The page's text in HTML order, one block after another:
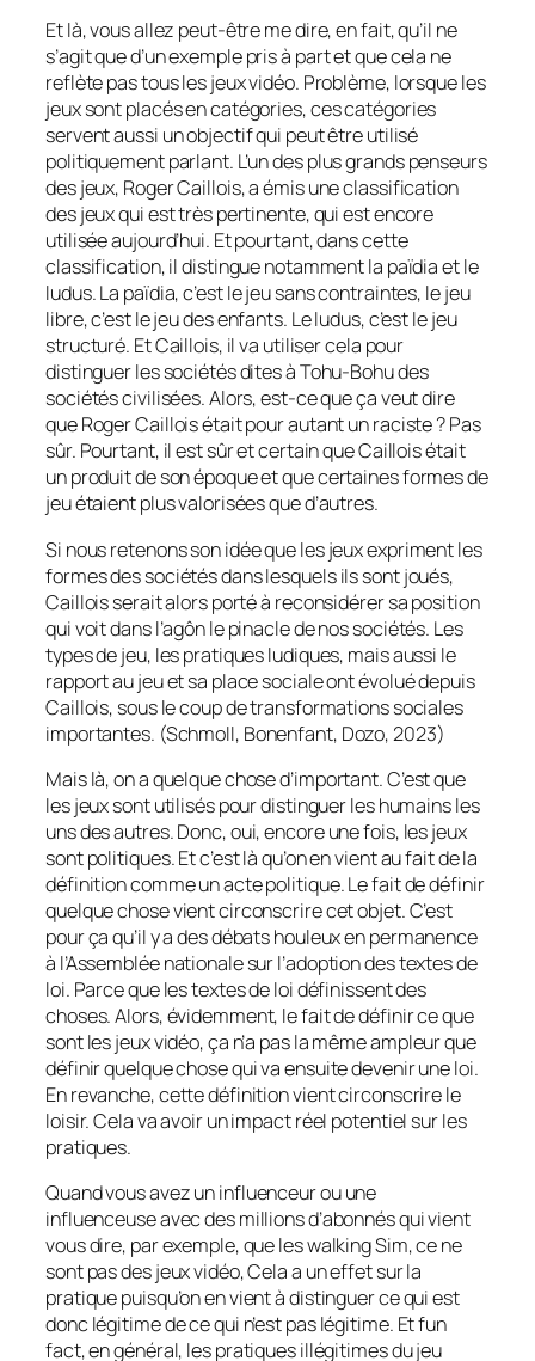
Et là, vous allez peut-être me dire, en fait, qu’il ne
s’agit que d’un exemple pris à part et que cela ne
reflète pas tous les jeux vidéo. Problème, lorsque les
jeux sont placés en catégories, ces catégories
servent aussi un objectif qui peut être utilisé
politiquement parlant. L’un des plus grands penseurs
des jeux, Roger Caillois, a émis une classification
des jeux qui est très pertinente, qui est encore
utilisée aujourd’hui. Et pourtant, dans cette
classification, il distingue notamment la païdia et le
ludus. La païdia, c’est le jeu sans contraintes, le jeu
libre, c’est le jeu des enfants. Le ludus, c’est le jeu
structuré. Et Caillois, il va utiliser cela pour
distinguer les sociétés dites à Tohu-Bohu des
sociétés civilisées. Alors, est-ce que ça veut dire
que Roger Caillois était pour autant un raciste ? Pas
sûr. Pourtant, il est sûr et certain que Caillois était
un produit de son époque et que certaines formes de
jeu étaient plus valorisées que d’autres.
Si nous retenons son idée que les jeux expriment les
formes des sociétés dans lesquels ils sont joués,
Caillois serait alors porté à reconsidérer sa position
qui voit dans l’agôn le pinacle de nos sociétés. Les
types de jeu, les pratiques ludiques, mais aussi le
rapport au jeu et sa place sociale ont évolué depuis
Caillois, sous le coup de transformations sociales
importantes. (Schmoll, Bonenfant, Dozo, 2023)
Mais là, on a quelque chose d’important. C’est que
les jeux sont utilisés pour distinguer les humains les
uns des autres. Donc, oui, encore une fois, les jeux
sont politiques. Et c’est là qu’on en vient au fait de la
définition comme un acte politique. Le fait de définir
quelque chose vient circonscrire cet objet. C’est
pour ça qu’il y a des débats houleux en permanence
à l’Assemblée nationale sur l’adoption des textes de
loi. Parce que les textes de loi définissent des
choses. Alors, évidemment, le fait de définir ce que
sont les jeux vidéo, ça n’a pas la même ampleur que
définir quelque chose qui va ensuite devenir une loi.
En revanche, cette définition vient circonscrire le
loisir. Cela va avoir un impact réel potentiel sur les
pratiques.
Quand vous avez un influenceur ou une
influenceuse avec des millions d’abonnés qui vient
vous dire, par exemple, que les walking Sim, ce ne
sont pas des jeux vidéo, Cela a un effet sur la
pratique puisqu’on en vient à distinguer ce qui est
donc légitime de ce qui n’est pas légitime. Etfun
fact, en général, les pratiques illégitimes du jeu